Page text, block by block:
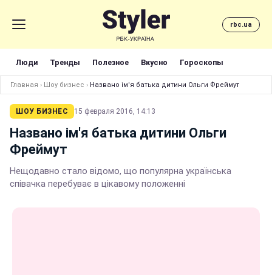
rbc.ua
Люди Тренды Полезное Вкусно Гороскопы
Главная › Шоу бизнес › Названо ім'я батька дитини Ольги Фреймут
ШОУ БИЗНЕС 15 февраля 2016, 14:13
Названо ім'я батька дитини Ольги
Фреймут
Нещодавно стало відомо, що популярна українська
співачка перебуває в цікавому положенні